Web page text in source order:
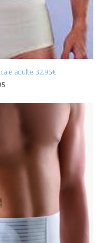
adulte 32,95€